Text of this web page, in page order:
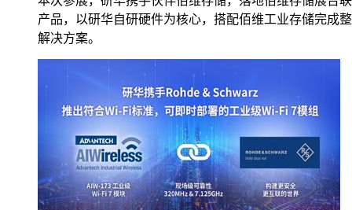
产品，以研华自研硬件为核心，搭配佰维工业存储完成
解决方案。